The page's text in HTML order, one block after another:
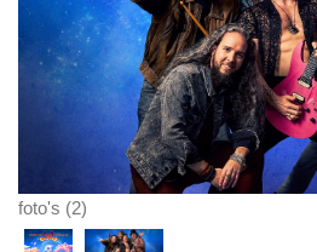
foto's (2)